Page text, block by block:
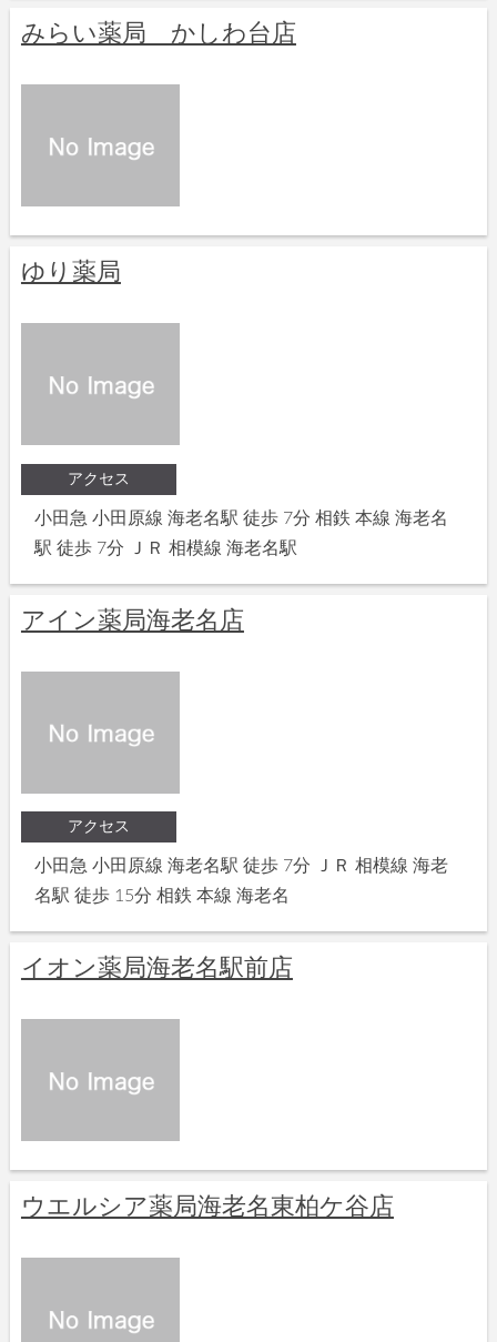
みらい薬局 かしわ台店
ゆり薬局
アクセス
小田急 小田原線 海老名駅 徒歩 7分 相鉄 本線 海老名
駅 徒歩 7分 ＪＲ 相模線 海老名駅
アイン薬局海老名店
アクセス
小田急 小田原線 海老名駅 徒歩 7分 ＪＲ 相模線 海老
名駅 徒歩 15分 相鉄 本線 海老名
イオン薬局海老名駅前店
ウエルシア薬局海老名東柏ケ谷店